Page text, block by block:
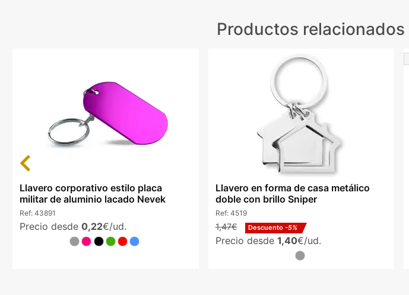
Productos relacionados
Llavero corporativo estilo placa
militar de aluminio lacado Nevek
Ref: 43891
Precio desde 0,22€/ud.
Llavero en forma de casa metálico
doble con brillo Sniper
Ref: 4519
1,47€ Descuento -5%
Precio desde 1,40€/ud.
Previous